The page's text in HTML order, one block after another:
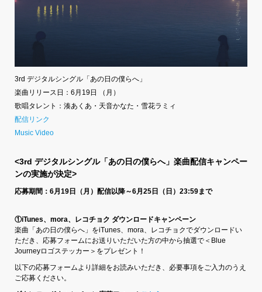
3rd デジタルシングル「あの日の僕らへ」
楽曲リリース日：6月19日 （月）
歌唱タレント：湊あくあ・天音かなた・雪花ラミィ
配信リンク
Music Video
<3rd デジタルシングル「あの日の僕らへ」楽曲配信キャンペー
ンの実施が決定>
応募期間：6月19日（月）配信以降～6月25日（日）23:59まで
①iTunes、mora、レコチョク ダウンロードキャンペーン
楽曲「あの日の僕らへ」をiTunes、mora、レコチョクでダウンロードい
ただき、応募フォームにお送りいただいた方の中から抽選で＜Blue
Journeyロゴステッカー＞をプレゼント！
以下の応募フォームより詳細をお読みいただき、必要事項をご入力のうえ
ご応募ください。